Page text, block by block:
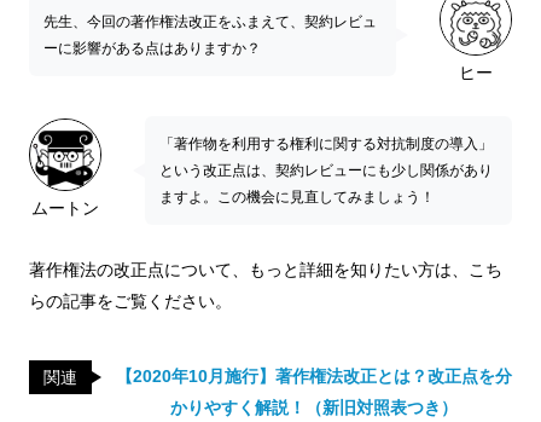
ヒー
先生、今回の著作権法改正をふまえて、契約レビュ
ーに影響がある点はありますか？
ムートン
「著作物を利用する権利に関する対抗制度の導入」
という改正点は、契約レビューにも少し関係があり
ますよ。この機会に見直してみましょう！
著作権法の改正点について、もっと詳細を知りたい方は、こち
らの記事をご覧ください。
関連
【2020年10月施行】著作権法改正とは？改正点を分
かりやすく解説！（新旧対照表つき）